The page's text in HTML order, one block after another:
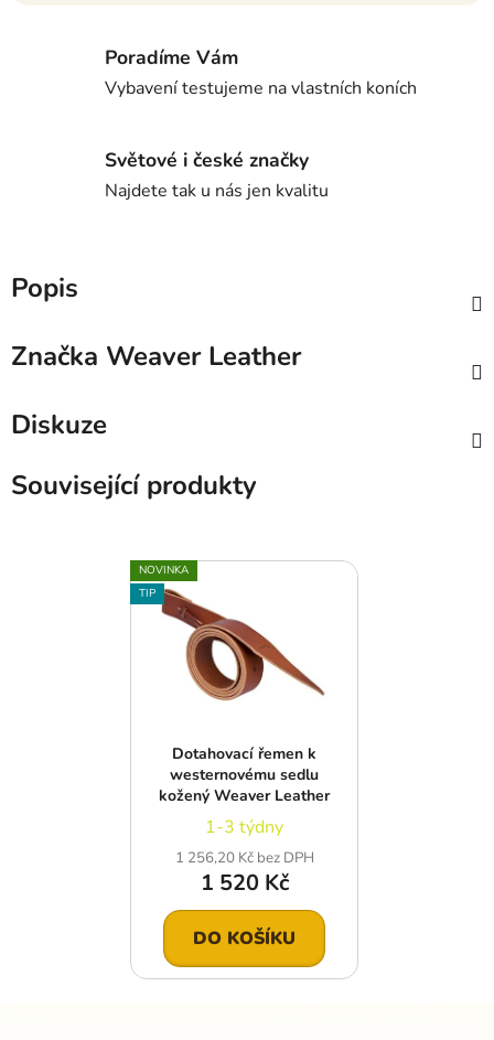
Poradíme Vám
Vybavení testujeme na vlastních koních
Světové i české značky
Najdete tak u nás jen kvalitu
Popis
Značka Weaver Leather
Diskuze
Související produkty
NOVINKA
TIP
Dotahovací řemen k
westernovému sedlu
kožený Weaver Leather
1-3 týdny
1 256,20 Kč bez DPH
1 520 Kč
DO KOŠÍKU